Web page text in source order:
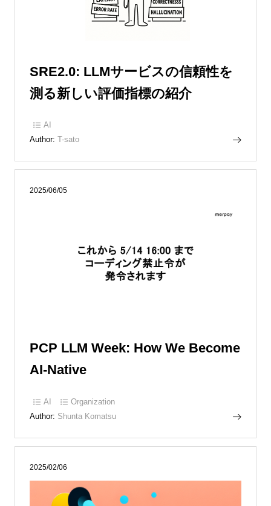
SRE2.0: LLMサービスの信頼性を
測る新しい評価指標の紹介
AI
Author: T-sato
2025/06/05
PCP LLM Week: How We Become
AI-Native
AI
Organization
Author: Shunta Komatsu
2025/02/06